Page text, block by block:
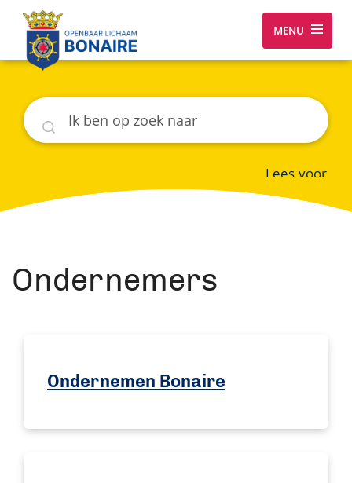
MENU
Zoeken
Lees voor
Ondernemers
Ondernemen Bonaire